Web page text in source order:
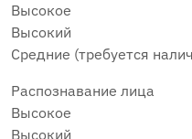
Высокое
Высокий
Средние (требуется
Распознавание лица
Высокое
Высокий